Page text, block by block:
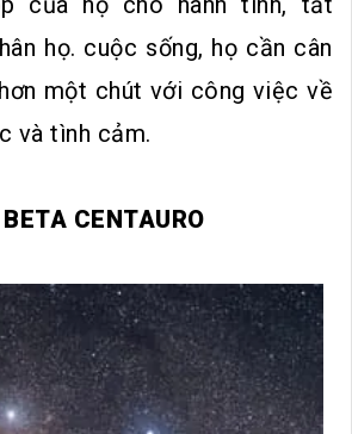
họ. cuộc sống, họ cần cân
một chút với công việc về
và tình cảm.
CENTAURO